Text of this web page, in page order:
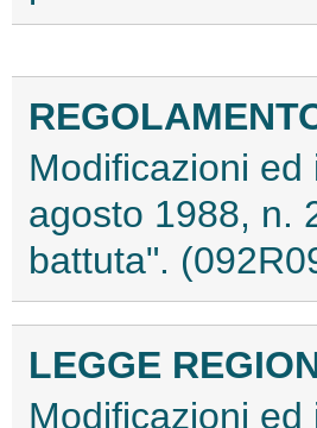
Modificazioni
agosto 1988, n.
battuta".
LEGGE
Modificazioni